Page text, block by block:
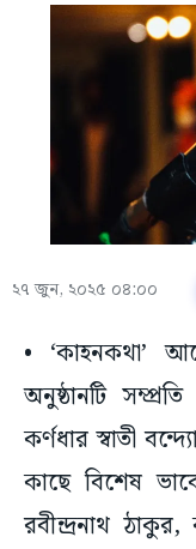
২৭ জুন, ২০২৫ ০৪:০০
• ‘কাহনকথা’
অনুষ্ঠানটি
কর্ণধার স্বাতী
কাছে বিশেষ
রবীন্দ্রনাথ